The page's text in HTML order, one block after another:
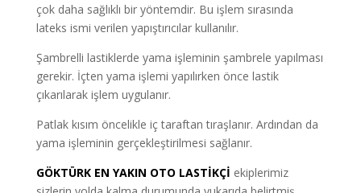
çok daha sağlıklı bir yöntemdir. Bu işlem sırasında
lateks ismi verilen yapıştırıcılar kullanılır.
Şambrelli lastiklerde yama işleminin şambrele yapılması
gerekir. İçten yama işlemi yapılırken önce lastik
çıkarılarak işlem uygulanır.
Patlak kısım öncelikle iç taraftan tıraşlanır. Ardından da
yama işleminin gerçekleştirilmesi sağlanır.
GÖKTÜRK EN YAKIN OTO LASTİKÇİ ekiplerimiz